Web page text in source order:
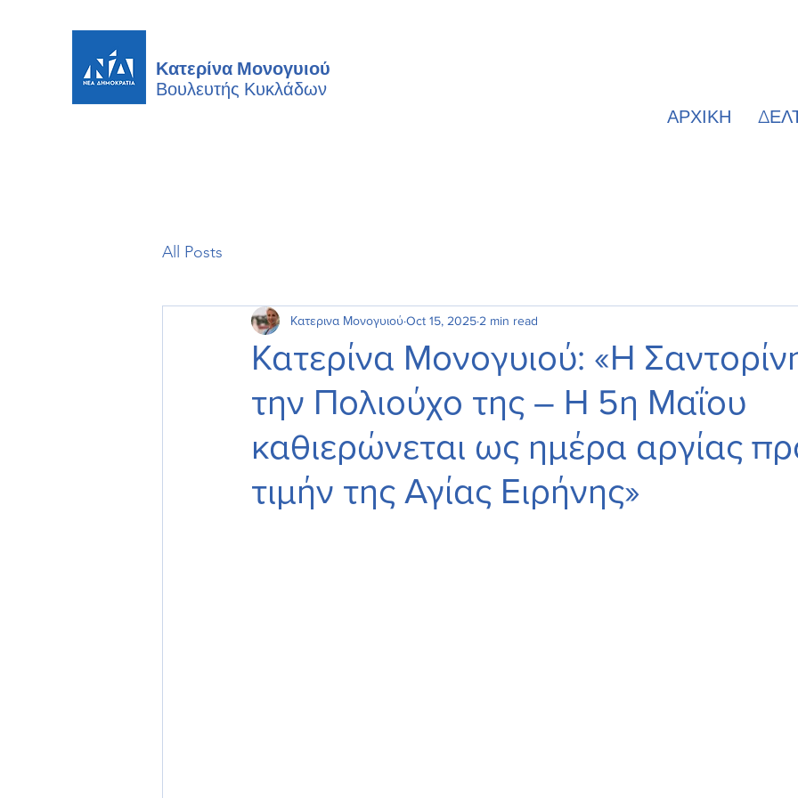
Κατερίνα Μονογυιού
Βουλευτής Κυκλάδων
ΑΡΧΙΚΗ
All Posts
Κατερίνα Μονογυιού: «Η
την Πολιούχο της – Η 5η Μαΐου
καθιερώνεται ως ημέρα αργίας
τιμήν της Αγίας Ειρήνης»
Κατερινα ΜονογυιούOct 15, 2025 2 min read